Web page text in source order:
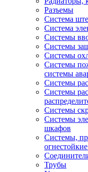
Разъемы
Система
Система
Системы
Системы
Системы
Системы
системы
Системы
Системы
Системы
Системы
шкафов
Системы,
Трубы